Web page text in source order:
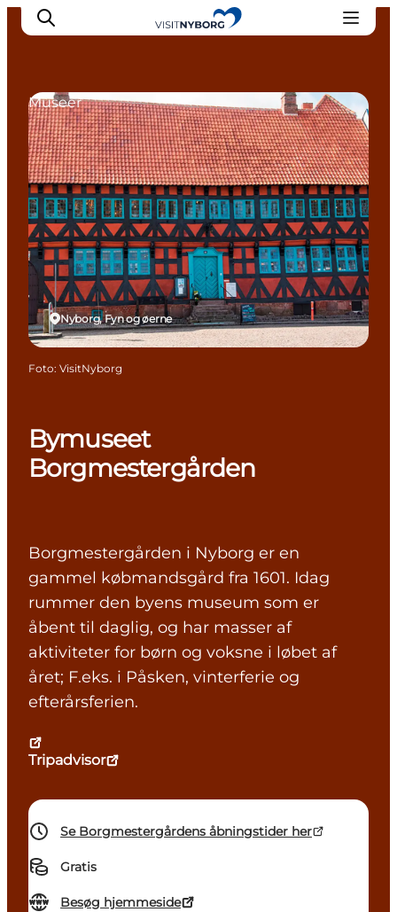
Oplev Nyborg
Outdoor
Det sker i Nyborg
Sprogø
Planlæg din tur
Book & køb
Bymuseet
Borgmestergården
Borgmestergården i Nyborg er en
gammel købmandsgård fra 1601. Idag
rummer den byens museum som er
åbent til daglig, og har masser af
aktiviteter for børn og voksne i løbet af
året; F.eks. i Påsken, vinterferie og
efterårsferien.
Tripadvisor
Se Borgmestergårdens åbningstider her
Gratis
Besøg hjemmeside
Nyborg, Fyn og øerne
Museer
Foto: VisitNyborg